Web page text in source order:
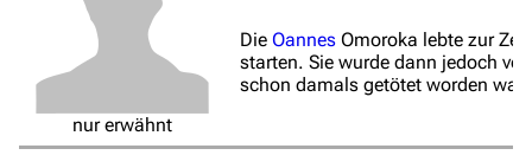
nur erwähnt
Die Oannes Omoroka lebte zur
starten. Sie wurde dann jedoch
schon damals getötet worden war.